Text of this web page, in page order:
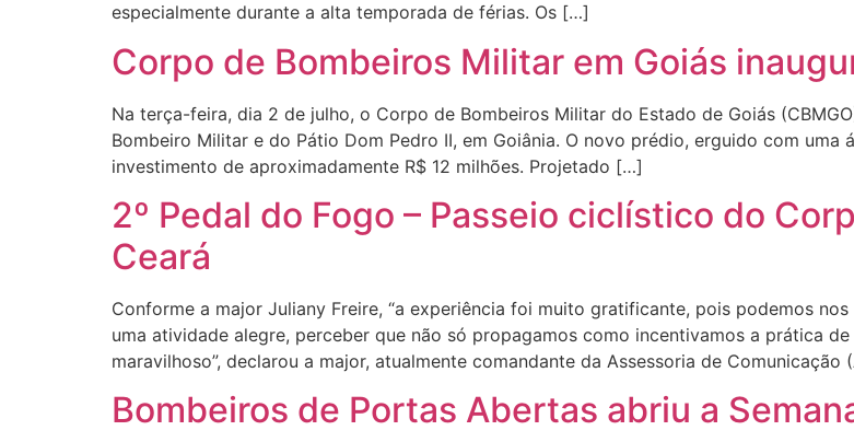
especialmente durante a alta temporada de férias. Os […]
Corpo de Bombeiros Militar em Goiás
Na terça-feira, dia 2 de julho, o Corpo de Bombeiros Militar do Estado de Goiás
Bombeiro Militar e do Pátio Dom Pedro II, em Goiânia. O novo prédio, erguido com
investimento de aproximadamente R$ 12 milhões. Projetado […]
2º Pedal do Fogo – Passeio ciclístico do
Ceará
Conforme a major Juliany Freire, “a experiência foi muito gratificante, pois podemos
uma atividade alegre, perceber que não só propagamos como incentivamos a prática
maravilhoso”, declarou a major, atualmente comandante da Assessoria de Comunicação
Bombeiros de Portas Abertas abriu a